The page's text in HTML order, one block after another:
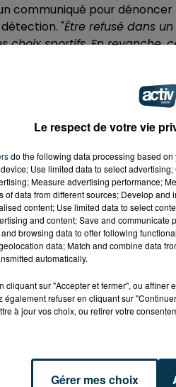
communiqué pour dénoncer
"Être refusé dans
sportifs. En revanche,
fiche du joueur à un club
". Concrètement, selon La
une fiche sans accord,
connaissent pas le football.
que leur fils « aura plus de
dépôt de cookies que
accord en cliquant sur le
l'élément
Le respect de votre vie
do the following data processing based
Use limited data to select
Measure advertising performance;
of data from different sources; Develop
content; Use limited data to select
and content; Save and
browsing data to offer following
data; Match and combine data
automatically.
cliquant sur "Accepter et fermer", ou
également refuser en cliquant sur
à jour vos choix, ou retirer votre
Gérer mes choix